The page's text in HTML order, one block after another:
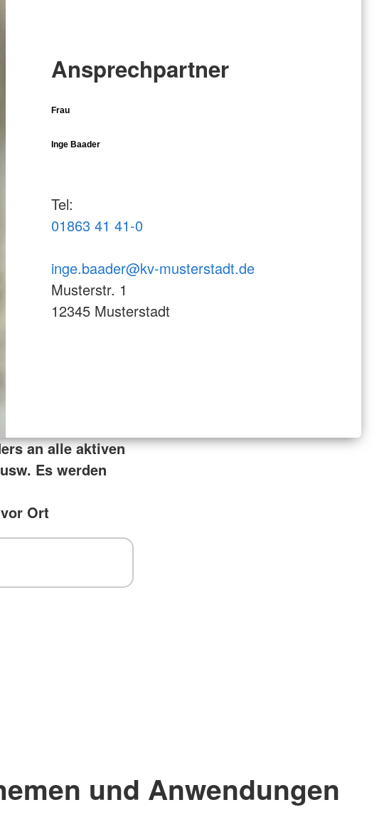
Ansprechpartner
Frau
Inge Baader
Tel:
01863 41 41-0
inge.baader@kv-musterstadt.de
Musterstr. 1
12345 Musterstadt
an alle aktiven
Es werden
Ort
und Anwendungen